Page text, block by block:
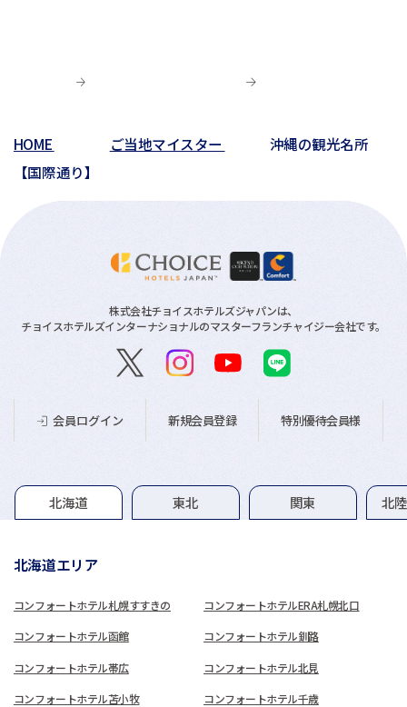
HOME ご当地マイスター
沖縄の観光名所
【国際通り】
株式会社チョイスホテルズジャパンは、
チョイスホテルズインターナショナルのマスターフランチャイジー会社です。
会員ログイン 新規会員登録 特別優待会員様
グループホテル一覧
北海道 東北 関東 北
北海道エリア
コンフォートホテル札幌すすきの コンフォートホテルERA札幌北口
コンフォートホテル函館 コンフォートホテル釧路
コンフォートホテル帯広 コンフォートホテル北見
コンフォートホテル苫小牧 コンフォートホテル千歳